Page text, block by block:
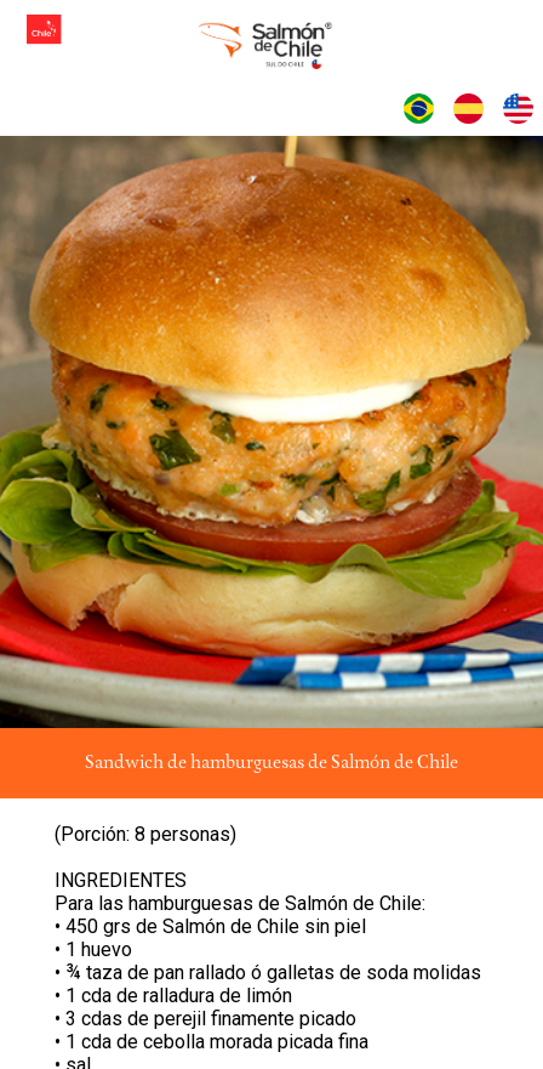
Sandwich de hamburguesas de Salmón de Chile
(Porción: 8 personas)
INGREDIENTES
Para las hamburguesas de Salmón de Chile:
• 450 grs de Salmón de Chile sin piel
• 1 huevo
• ¾ taza de pan rallado ó galletas de soda molidas
• 1 cda de ralladura de limón
• 3 cdas de perejil finamente picado
• 1 cda de cebolla morada picada fina